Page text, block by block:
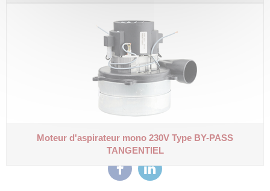
Moteur d'aspirateur mono 230V Type BY-PASS
TANGENTIEL